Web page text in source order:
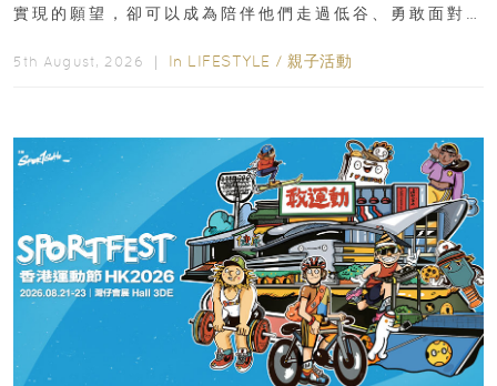
實現的願望，卻可以成為陪伴他們走過低谷、勇敢面對
5th August, 2026 ｜ In LIFESTYLE / 親子活動